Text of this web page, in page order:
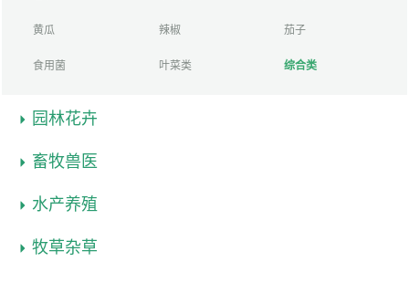
黄瓜 辣椒 茄子
食用菌 叶菜类 综合类
园林花卉
畜牧兽医
水产养殖
牧草杂草